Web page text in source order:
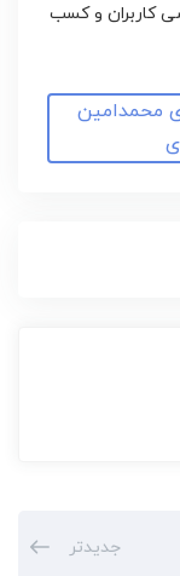
کاربران و کسب
محمدامین
جدیدتر